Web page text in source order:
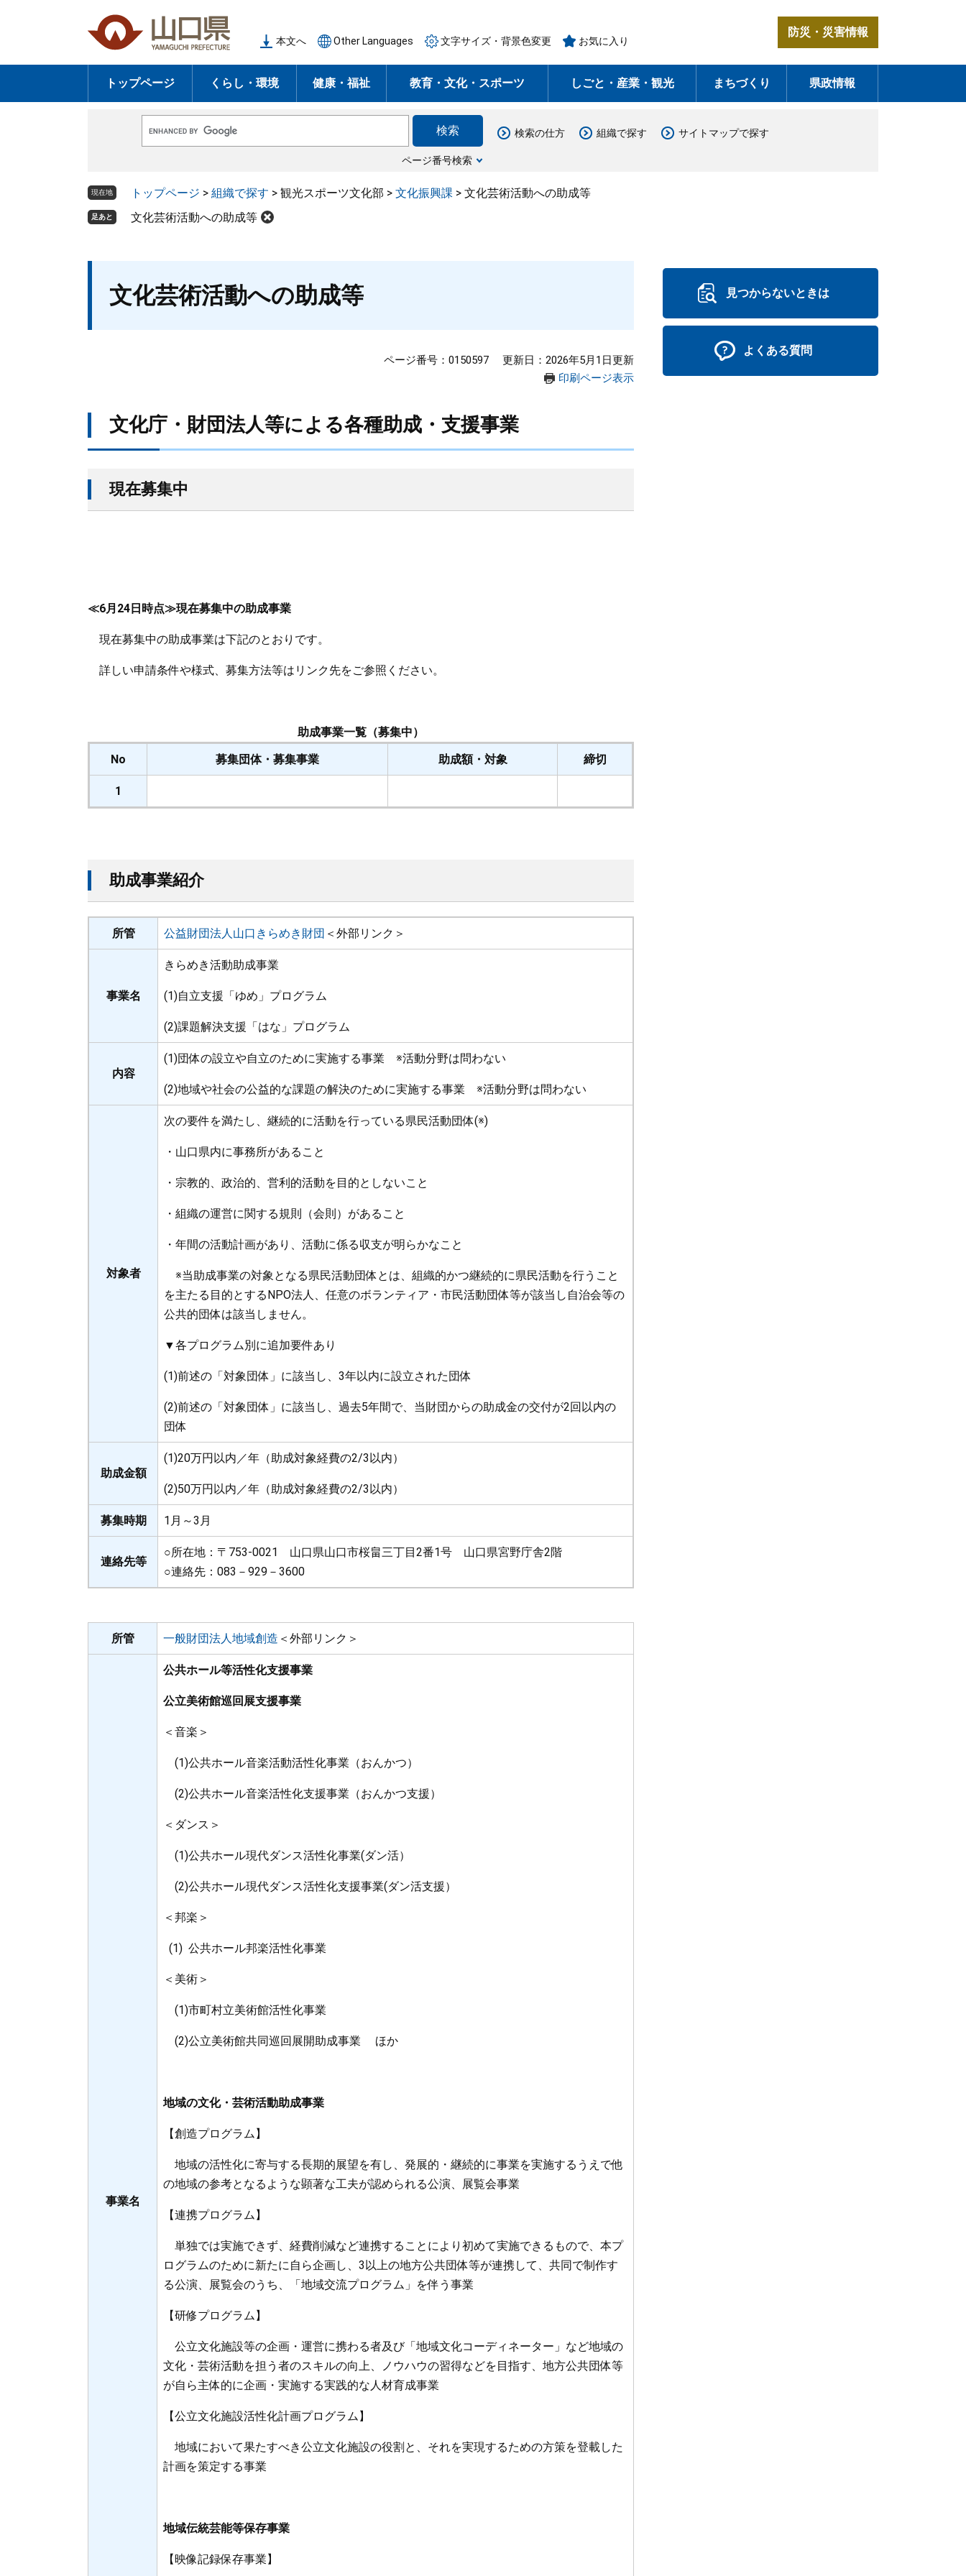
の
頭
ー
飛
本文へ Other Languages 文字サイズ・背景色変更 お気に入り
防災・災害情報
トップページ くらし・環境 健康・福祉 教育・文化・スポーツ しごと・産業・観光 まちづくり 県政情報
o
e
ス
ページ番号検索
検索の仕方 組織で探す サイトマップで探す
現在地 トップページ > 組織で探す > 観光スポーツ文化部 > 文化振興課 > 文化芸術活動への助成等
足あと 文化芸術活動への助成等
文化芸術活動への助成等
ページ番号：0150597
更新日：2026年5月1日更新
印刷ページ表示
文化庁・財団法人等による各種助成・支援事業
現在募集中
≪6月24日時点≫現在募集中の助成事業
現在募集中の助成事業は下記のとおりです。
詳しい申請条件や様式、募集方法等はリンク先をご参照ください。
助成事業一覧（募集中）
No
募集団体・募集事業 助成額・対象 締切
1
助成事業紹介
所管 公益財団法人山口きらめき財団 ＜外部リンク＞
事業名
きらめき活動助成事業
(1)自立支援「ゆめ」プログラム
(2)課題解決支援「はな」プログラム
内容
(1)団体の設立や自立のために実施する事業 ※活動分野は問わない
(2)地域や社会の公益的な課題の解決のために実施する事業 ※活動分野は問わない
対象者
次の要件を満たし、継続的に活動を行っている県民活動団体(※)
・山口県内に事務所があること
・宗教的、政治的、営利的活動を目的としないこと
・組織の運営に関する規則（会則）があること
・年間の活動計画があり、活動に係る収支が明らかなこと
※当助成事業の対象となる県民活動団体とは、組織的かつ継続的に県民活動を行うこと
を主たる目的とするNPO法人、任意のボランティア・市民活動団体等が該当し自治会等の
公共的団体は該当しません。
▼各プログラム別に追加要件あり
(1)前述の「対象団体」に該当し、3年以内に設立された団体
(2)前述の「対象団体」に該当し、過去5年間で、当財団からの助成金の交付が2回以内の
団体
助成金額
(1)20万円以内／年（助成対象経費の2/3以内）
(2)50万円以内／年（助成対象経費の2/3以内）
募集時期 1月～3月
連絡先等
○所在地：〒753-0021 山口県山口市桜畠三丁目2番1号 山口県宮野庁舎2階
○連絡先：083－929－3600
所管 一般財団法人地域創造 ＜外部リンク＞
事業名
公共ホール等活性化支援事業
公立美術館巡回展支援事業
＜音楽＞
(1)公共ホール音楽活動活性化事業（おんかつ）
(2)公共ホール音楽活性化支援事業（おんかつ支援）
＜ダンス＞
(1)公共ホール現代ダンス活性化事業(ダン活）
(2)公共ホール現代ダンス活性化支援事業(ダン活支援）
＜邦楽＞
(1) 公共ホール邦楽活性化事業
＜美術＞
(1)市町村立美術館活性化事業
(2)公立美術館共同巡回展開助成事業 ほか
地域の文化・芸術活動助成事業
【創造プログラム】
地域の活性化に寄与する長期的展望を有し、発展的・継続的に事業を実施するうえで他
の地域の参考となるような顕著な工夫が認められる公演、展覧会事業
【連携プログラム】
単独では実施できず、経費削減など連携することにより初めて実施できるもので、本プ
ログラムのために新たに自ら企画し、3以上の地方公共団体等が連携して、共同で制作す
る公演、展覧会のうち、「地域交流プログラム」を伴う事業
【研修プログラム】
公立文化施設等の企画・運営に携わる者及び「地域文化コーディネーター」など地域の
文化・芸術活動を担う者のスキルの向上、ノウハウの習得などを目指す、地方公共団体等
が自ら主体的に企画・実施する実践的な人材育成事業
【公立文化施設活性化計画プログラム】
地域において果たすべき公立文化施設の役割と、それを実現するための方策を登載した
計画を策定する事業
地域伝統芸能等保存事業
【映像記録保存事業】
見つからないときは
よくある質問